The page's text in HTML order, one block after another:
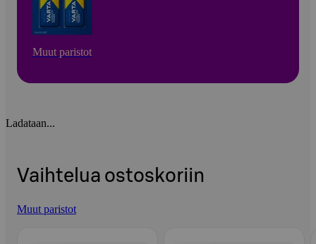
Muut paristot
Ladataan...
Vaihtelua ostoskoriin
Muut paristot